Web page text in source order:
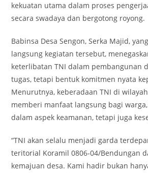
kekuatan utama dalam proses
secara swadaya dan bergotong royong.
Babinsa Desa Sengon, Serka Majid,
langsung kegiatan tersebut,
keterlibatan TNI dalam pembangunan
tugas, tetapi bentuk komitmen nyata
Menurutnya, keberadaan TNI di
memberi manfaat langsung bagi
dalam aspek keamanan, tetapi juga
“TNI akan selalu menjadi garda
teritorial Koramil 0806-04/Bendungan
kemajuan desa. Kami hadir bukan